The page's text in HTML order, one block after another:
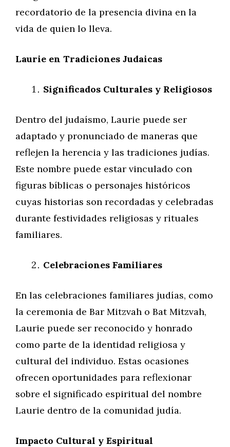
recordatorio de la presencia divina en la
vida de quien lo lleva.
Laurie en Tradiciones Judaicas
Significados Culturales y Religiosos
Dentro del judaísmo, Laurie puede ser
adaptado y pronunciado de maneras que
reflejen la herencia y las tradiciones judías.
Este nombre puede estar vinculado con
figuras bíblicas o personajes históricos
cuyas historias son recordadas y celebradas
durante festividades religiosas y rituales
familiares.
Celebraciones Familiares
En las celebraciones familiares judías, como
la ceremonia de Bar Mitzvah o Bat Mitzvah,
Laurie puede ser reconocido y honrado
como parte de la identidad religiosa y
cultural del individuo. Estas ocasiones
ofrecen oportunidades para reflexionar
sobre el significado espiritual del nombre
Laurie dentro de la comunidad judía.
Impacto Cultural y Espiritual